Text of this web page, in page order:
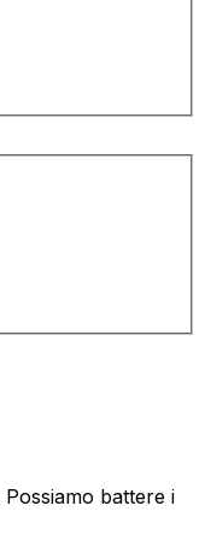
Possiamo battere i